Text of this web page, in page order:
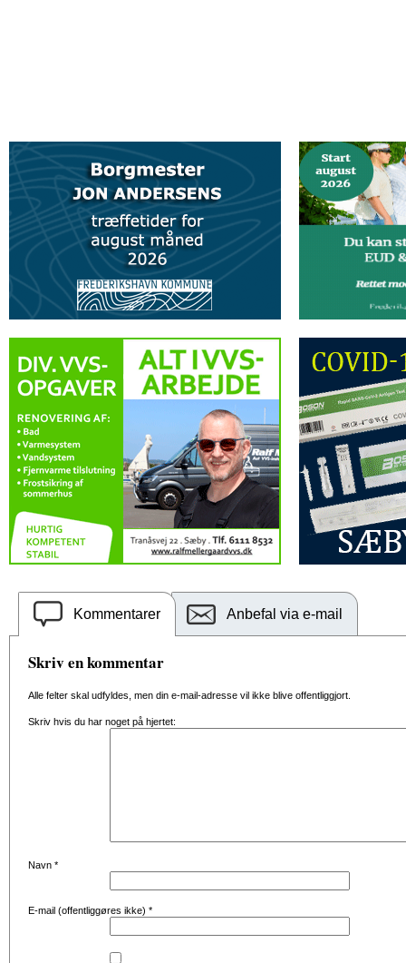
Kommentarer Anbefal via e-mail
Skriv en kommentar
Alle felter skal udfyldes, men din e-mail-adresse vil ikke blive offentliggjort.
Skriv hvis du har noget på hjertet:
Navn *
E-mail (offentliggøres ikke) *